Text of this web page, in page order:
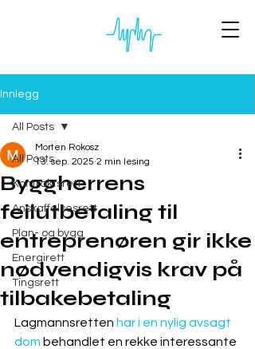
Innlegg
All Posts
Kontraktsrett
Anskaffelsesrett
Plan- og bygg
Energirett
Tingsrett
All Posts
Byggherrens
feilutbetaling til
entreprenøren gir ikke
nødvendigvis krav på
tilbakebetaling
Morten Rokosz
13. sep. 2025 2 min lesing
Lagmannsretten har i en nylig avsagt
dom behandlet en rekke interessante